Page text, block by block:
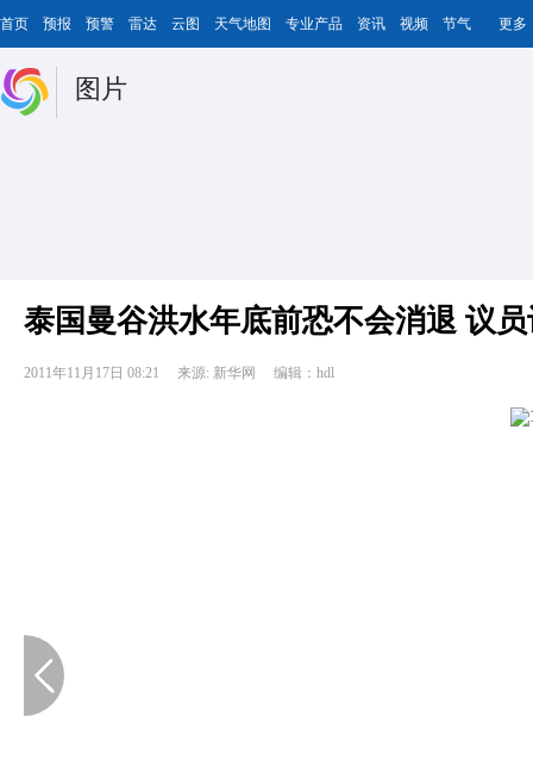
首页 预报 预警 雷达 云图 天气地图 专业产品 资讯 视频 节气 更多
图片
泰国曼谷洪水年底前恐不会消退 议
2011年11月17日 08:21 来源: 新华网 编辑：hdl